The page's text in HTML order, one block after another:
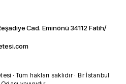
Cad. Eminönü 34112 Fatih/
· Tüm hakları saklıdır · Bir İstanbul